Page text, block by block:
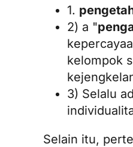
1.
2) a "
kelompok
3) Selalu
Selain itu,